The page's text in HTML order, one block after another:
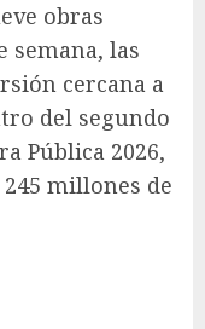
obras
semana, las
cercana a
del segundo
Pública 2026,
millones de